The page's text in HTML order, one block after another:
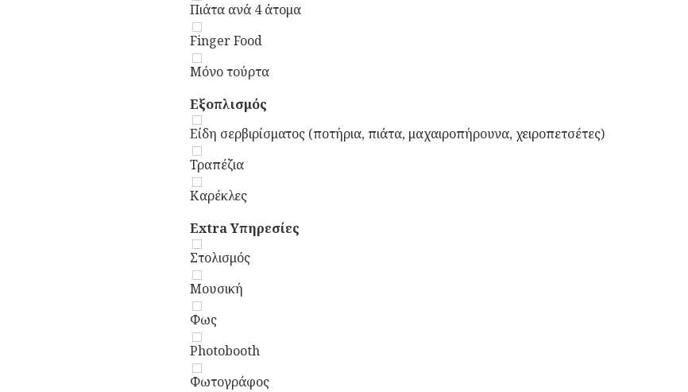
Πιάτα ανά 4 άτομα
Finger Food
Μόνο τούρτα
Εξοπλισμός
Είδη σερβιρίσματος (ποτήρια, πιάτα, μαχαιροπήρουνα, χειροπετσέτες)
Τραπέζια
Καρέκλες
Extra Υπηρεσίες
Στολισμός
Μουσική
Φως
Photobooth
Φωτογράφος